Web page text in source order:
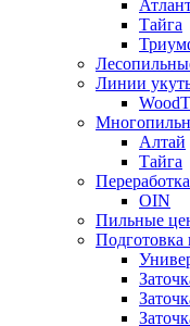
Тайга
Линии
Алтай
Тайга
OIN
Пильные
Подготовка